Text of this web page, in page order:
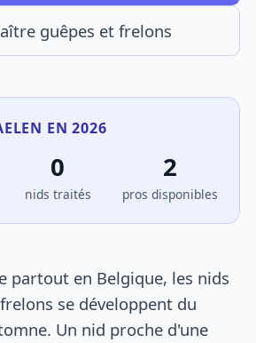
guêpes et frelons
EN 2026
0
nids traités
2
pros disponibles
partout en Belgique, les nids
se développent du
Un nid proche d'une